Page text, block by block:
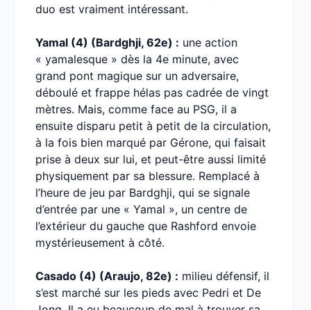
duo est vraiment intéressant.
Yamal (4) (Bardghji, 62e) : une action
« yamalesque » dès la 4e minute, avec
grand pont magique sur un adversaire,
déboulé et frappe hélas pas cadrée de vingt
mètres. Mais, comme face au PSG, il a
ensuite disparu petit à petit de la circulation,
à la fois bien marqué par Gérone, qui faisait
prise à deux sur lui, et peut-être aussi limité
physiquement par sa blessure. Remplacé à
l’heure de jeu par Bardghji, qui se signale
d’entrée par une « Yamal », un centre de
l’extérieur du gauche que Rashford envoie
mystérieusement à côté.
Casado (4) (Araujo, 82e) : milieu défensif, il
s’est marché sur les pieds avec Pedri et De